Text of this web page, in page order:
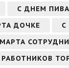
С ДНЕМ ПИВА
ДОЧКЕ
С